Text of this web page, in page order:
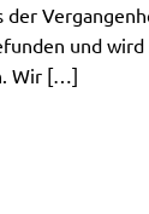
und
Wir […]